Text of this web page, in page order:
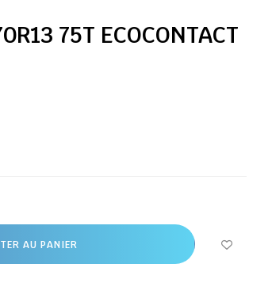
75T ECOCONTACT
AU PANIER